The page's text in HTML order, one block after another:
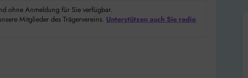
ohne Anmeldung für Sie verfügbar.
Mitglieder des Trägervereins. Unterstützen auch Sie radio